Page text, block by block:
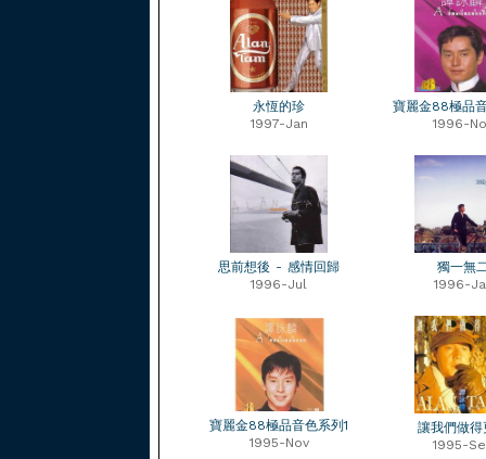
永恆的珍
1997-Jan
寶麗金88極品
1996-
思前想後 - 感情回歸
1996-Jul
獨一無
1996-
寶麗金88極品音色系列1
1995-Nov
讓我們做得
1995-